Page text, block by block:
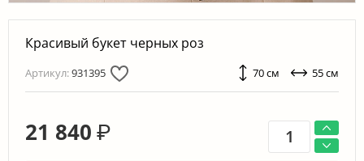
Красивый букет черных роз
Артикул:931395 70 см 55 см
21 840 ₽